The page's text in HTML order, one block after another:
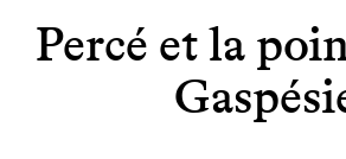
Percé et la